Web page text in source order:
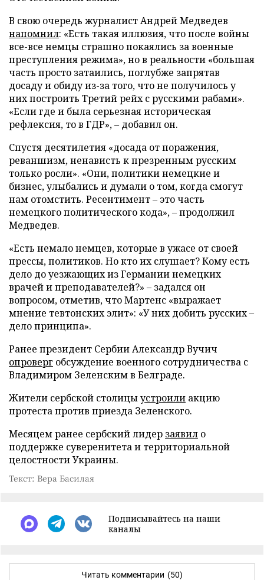
В свою очередь журналист Андрей Медведев
напомнил: «Есть такая иллюзия, что после войны
все-все немцы страшно покаялись за военные
преступления режима», но в реальности «большая
часть просто затаились, поглубже запрятав
досаду и обиду из-за того, что не получилось у
них построить Третий рейх с русскими рабами».
«Если где и была серьезная историческая
рефлексия, то в ГДР», – добавил он.
Спустя десятилетия «досада от поражения,
реваншизм, ненависть к презренным русским
только росли». «Они, политики немецкие и
бизнес, улыбались и думали о том, когда смогут
нам отомстить. Ресентимент – это часть
немецкого политического кода», – продолжил
Медведев.
«Есть немало немцев, которые в ужасе от своей
прессы, политиков. Но кто их слушает? Кому есть
дело до уезжающих из Германии немецких
врачей и преподавателей?» – задался он
вопросом, отметив, что Мартенс «выражает
мнение тевтонских элит»: «У них добить русских –
дело принципа».
Ранее президент Сербии Александр Вучич
опроверг обсуждение военного сотрудничества с
Владимиром Зеленским в Белграде.
Жители сербской столицыустроили акцию
протеста против приезда Зеленского.
Месяцем ранее сербский лидер заявил о
поддержке суверенитета и территориальной
целостности Украины.
Текст: Вера Басилая
Подписывайтесь на наши
каналы
Читать комментарии (50)